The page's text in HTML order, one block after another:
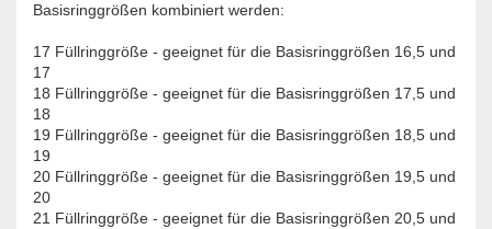
Basisringgrößen kombiniert werden:
17 Füllringgröße - geeignet für die Basisringgrößen 16,5 und
17
18 Füllringgröße - geeignet für die Basisringgrößen 17,5 und
18
19 Füllringgröße - geeignet für die Basisringgrößen 18,5 und
19
20 Füllringgröße - geeignet für die Basisringgrößen 19,5 und
20
21 Füllringgröße - geeignet für die Basisringgrößen 20,5 und